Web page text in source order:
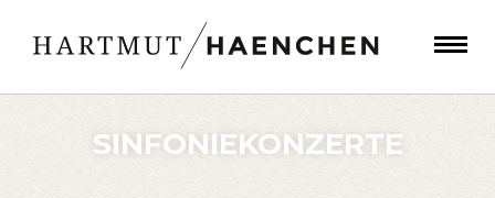
SINFONIEKONZERTE